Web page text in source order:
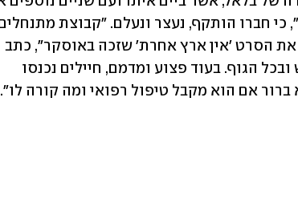
ברור אם הוא מקבל טיפול רפואי ומה קורה לו".